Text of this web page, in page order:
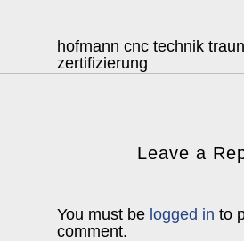
hofmann cnc technik
zertifizierung
Leave a
You must be logged in to
comment.